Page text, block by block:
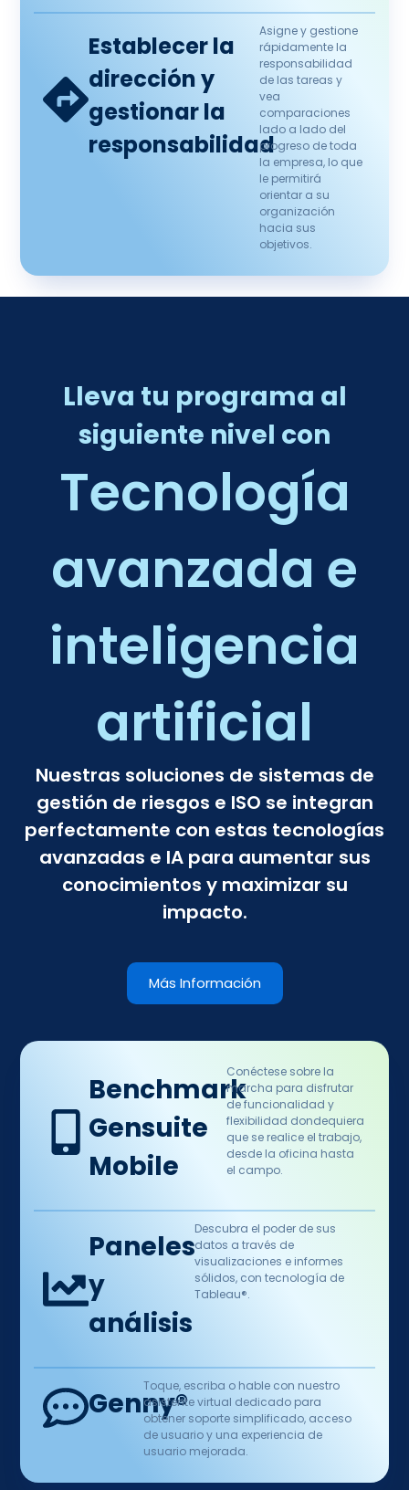
Establecer la
dirección y
gestionar la
responsabilidad
Asigne y gestione
rápidamente la
responsabilidad
de las tareas y
vea
comparaciones
lado a lado del
progreso de toda
la empresa, lo que
le permitirá
orientar a su
organización
hacia sus
objetivos.
Lleva tu programa al
siguiente nivel con
Tecnología
avanzada e
inteligencia
artificial
Nuestras soluciones de sistemas de
gestión de riesgos e ISO se integran
perfectamente con estas tecnologías
avanzadas e IA para aumentar sus
conocimientos y maximizar su
impacto.
Más Información
Benchmark
Gensuite
Mobile
Conéctese sobre la
marcha para disfrutar
de funcionalidad y
flexibilidad dondequiera
que se realice el trabajo,
desde la oficina hasta
el campo.
Paneles
y
análisis
Descubra el poder de sus
datos a través de
visualizaciones e informes
sólidos, con tecnología de
Tableau®.
Genny®
Toque, escriba o hable con nuestro
asistente virtual dedicado para
obtener soporte simplificado, acceso
de usuario y una experiencia de
usuario mejorada.